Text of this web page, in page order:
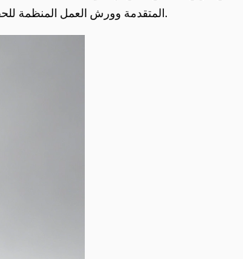
المتقدمة وورش العمل المنظمة يتضح من ذلك أنهم يعطون الأولوية للحلول العملية لمشاكل إدارة المياه من خلال التحديثات الرقمية.